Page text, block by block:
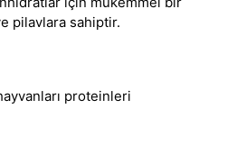
pilavlara sahiptir.
proteinleri